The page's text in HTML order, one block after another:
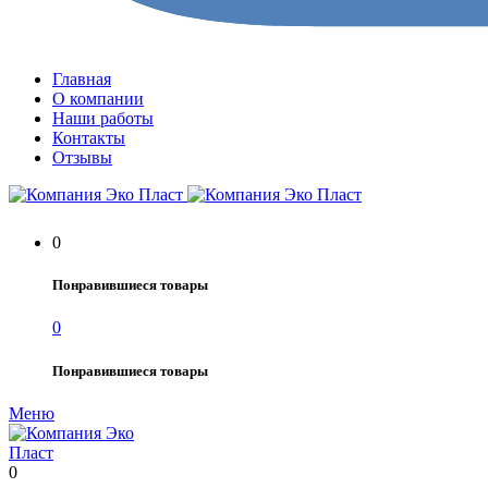
Главная
О компании
Наши работы
Контакты
Отзывы
0
Понравившиеся товары
0
Понравившиеся товары
Меню
0